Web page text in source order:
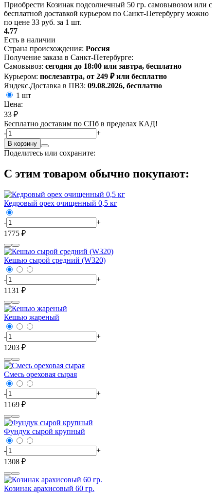
Приобрести Козинак подсолнечный 50 гр. самовывозом или с
бесплатной доставкой курьером по Санкт-Петербургу можно
по цене 33 руб. за 1 шт.
4.77
Есть в наличии
Страна происхождения: Россия
Получение заказа в Санкт-Петербурге:
Самовывоз: сегодня до 18:00 или завтра, бесплатно
Курьером: послезавтра, от 249 ₽ или бесплатно
Яндекс.Доставка в ПВЗ: 09.08.2026, бесплатно
1 шт
Цена:
33 ₽
Бесплатно доставим по СПб в пределах КАД!
-
+
В корзину
Поделитесь или сохраните:
С этим товаром обычно покупают:
Кедровый орех очищенный 0,5 кг
-
+
1775 ₽
Кешью сырой средний (W320)
-
+
1131 ₽
Кешью жареный
-
+
1203 ₽
Смесь ореховая сырая
-
+
1169 ₽
Фундук сырой крупный
-
+
1308 ₽
Козинак арахисовый 60 гр.